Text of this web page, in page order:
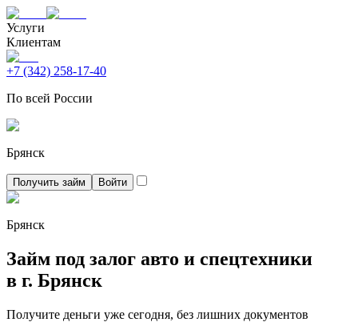
Услуги
Клиентам
+7 (342) 258-17-40
По всей России
Брянск
Получить займ Войти
Брянск
Займ под залог авто и спецтехники
в г. Брянск
Получите деньги уже сегодня, без лишних документов